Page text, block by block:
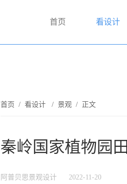
首页 看设计
首页 /看设计 / 景观 / 正文
秦岭国家植物园
阿普贝思景观设计 2022-11-20